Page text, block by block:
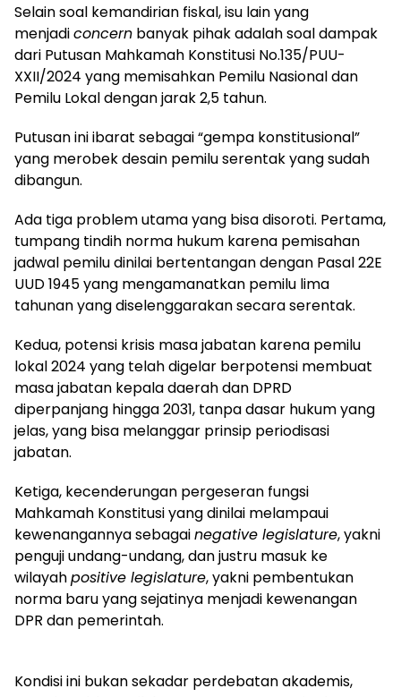
Selain soal kemandirian fiskal, isu lain yang
menjadiconcern banyak pihak adalah soal dampak
dari Putusan Mahkamah Konstitusi No.135/PUU-
XXII/2024 yang memisahkan Pemilu Nasional dan
Pemilu Lokal dengan jarak 2,5 tahun.
Putusan ini ibarat sebagai “gempa konstitusional”
yang merobek desain pemilu serentak yang sudah
dibangun.
Ada tiga problem utama yang bisa disoroti. Pertama,
tumpang tindih norma hukum karena pemisahan
jadwal pemilu dinilai bertentangan dengan Pasal 22E
UUD 1945 yang mengamanatkan pemilu lima
tahunan yang diselenggarakan secara serentak.
Kedua, potensi krisis masa jabatan karena pemilu
lokal 2024 yang telah digelar berpotensi membuat
masa jabatan kepala daerah dan DPRD
diperpanjang hingga 2031, tanpa dasar hukum yang
jelas, yang bisa melanggar prinsip periodisasi
jabatan.
Ketiga, kecenderungan pergeseran fungsi
Mahkamah Konstitusi yang dinilai melampaui
kewenangannya sebagainegative legislature, yakni
penguji undang-undang, dan justru masuk ke
wilayahpositive legislature, yakni pembentukan
norma baru yang sejatinya menjadi kewenangan
DPR dan pemerintah.
Kondisi ini bukan sekadar perdebatan akademis,